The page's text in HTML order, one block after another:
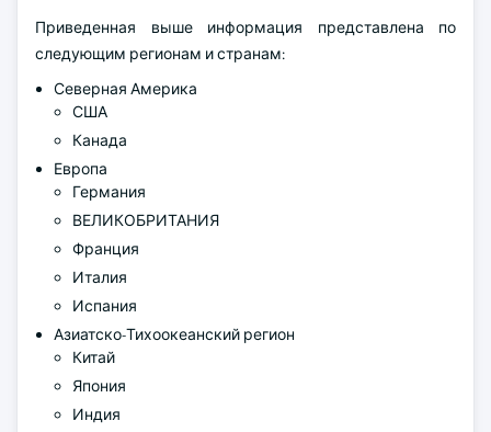
Приведенная выше информация представлена по
следующим регионам и странам:
Северная Америка
США
Канада
Европа
Германия
ВЕЛИКОБРИТАНИЯ
Франция
Италия
Испания
Азиатско-Тихоокеанский регион
Китай
Япония
Индия